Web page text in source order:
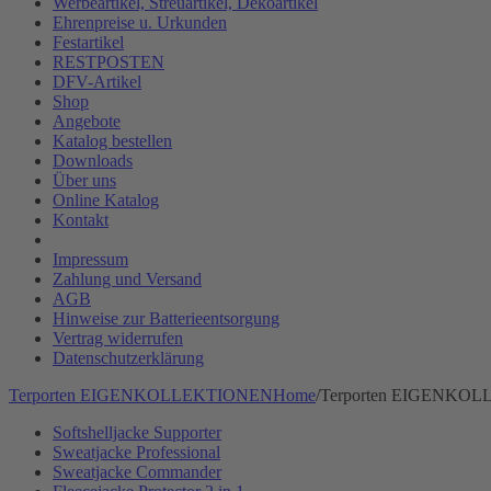
Ehrenpreise u. Urkunden
Festartikel
RESTPOSTEN
DFV-Artikel
Shop
Angebote
Katalog bestellen
Downloads
Über uns
Online Katalog
Kontakt
Impressum
Zahlung und Versand
AGB
Hinweise zur Batterieentsorgung
Vertrag widerrufen
Datenschutzerklärung
Terporten EIGENKOLLEKTIONENHome/Terporten
Softshelljacke Supporter
Sweatjacke Professional
Sweatjacke Commander